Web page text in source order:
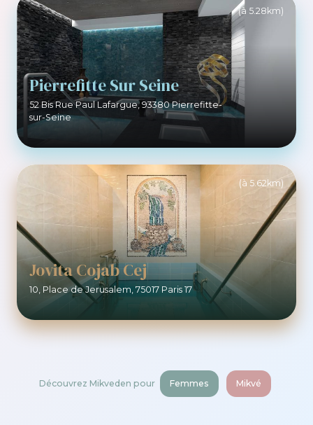
(à 5.28km)
Pierrefitte Sur Seine
52 Bis Rue Paul Lafargue, 93380 Pierrefitte-
sur-Seine
(à 5.62km)
Jovita Cojab Cej
10, Place de Jerusalem, 75017 Paris 17
Découvrez Mikveden pour Femmes Mikvé